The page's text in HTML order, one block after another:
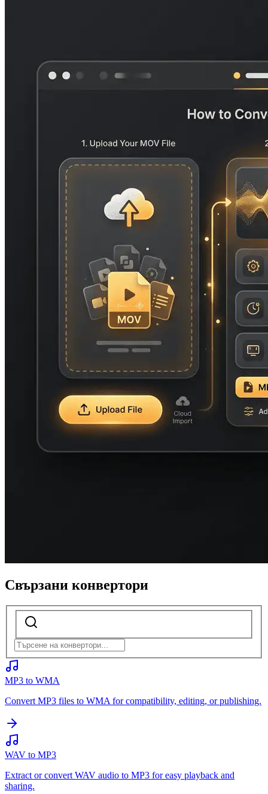
Свързани конвертори
MP3 to WMA
Convert MP3 files to WMA for compatibility, editing, or publishing.
WAV to MP3
Extract or convert WAV audio to MP3 for easy playback and
sharing.